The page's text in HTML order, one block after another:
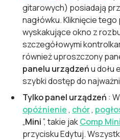
gitarowych) posiadają
nagłówku. Kliknięcie
wyskakujące okno z
szczegółowymi
również uproszczony
panelu urządzeńu dołu
szybki dostęp do
Tylko panel urządzeń :
opóźnienie, chór,
„Mini”, takie jakComp Mini
przycisku Edytuj.